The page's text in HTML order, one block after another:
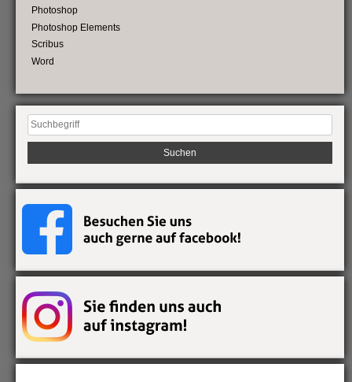
Photoshop
Photoshop Elements
Scribus
Word
Suchen
nach: